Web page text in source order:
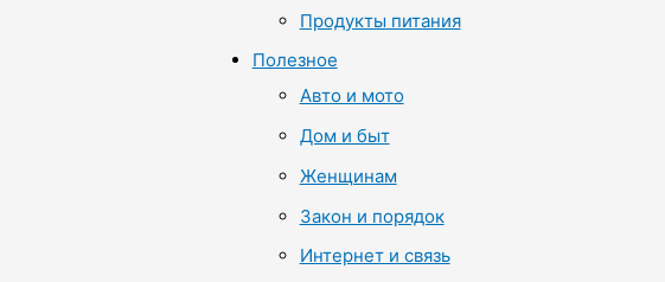
Продукты питания
Полезное
Авто и мото
Дом и быт
Женщинам
Закон и порядок
Интернет и связь